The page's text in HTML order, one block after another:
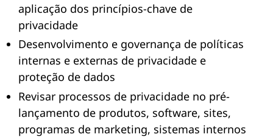
aplicação dos princípios-chave de
privacidade
Desenvolvimento e governança de políticas
internas e externas de privacidade e
proteção de dados
Revisar processos de privacidade no pré-
lançamento de produtos, software, sites,
programas de marketing, sistemas internos